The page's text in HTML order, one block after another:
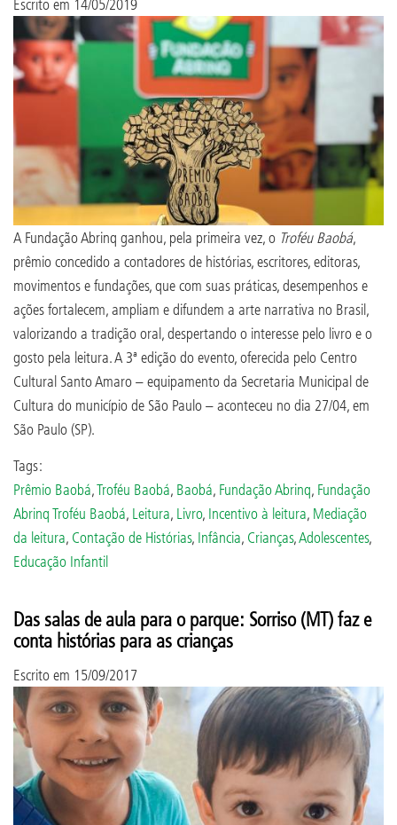
A Fundação Abrinq ganhou, pela primeira vez, o Troféu Baobá,
prêmio concedido a contadores de histórias, escritores, editoras,
movimentos e fundações, que com suas práticas, desempenhos e
ações fortalecem, ampliam e difundem a arte narrativa no Brasil,
valorizando a tradição oral, despertando o interesse pelo livro e o
gosto pela leitura. A 3ª edição do evento, oferecida pelo Centro
Cultural Santo Amaro – equipamento da Secretaria Municipal de
Cultura do município de São Paulo – aconteceu no dia 27/04, em
São Paulo (SP).
Tags:
Prêmio Baobá,Troféu Baobá, Baobá, Fundação Abrinq, Fundação
Abrinq Troféu Baobá, Leitura, Livro, Incentivo à leitura, Mediação
da leitura, Contação de Histórias, Infância, Crianças,Adolescentes,
Educação Infantil
Das salas de aula para o parque: Sorriso (MT) faz e
conta histórias para as crianças
Escrito em 15/09/2017